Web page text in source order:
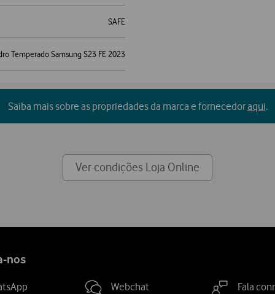
SAFE
Temperado Samsung S23 FE 2023
Saiba mais sobre as propriedades da marca e fornecedoraqui.
Ver condições Loja Online
nos
Webchat Fala